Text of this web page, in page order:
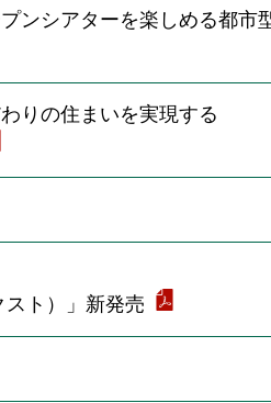
ンシアターを楽しめる都市
りの住まいを実現する
ト）」新発売